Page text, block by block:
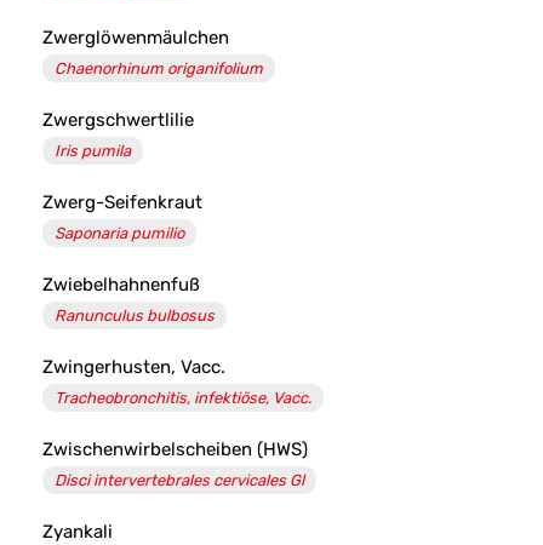
Zwerglöwenmäulchen
Chaenorhinum origanifolium
Zwergschwertlilie
Iris pumila
Zwerg-Seifenkraut
Saponaria pumilio
Zwiebelhahnenfuß
Ranunculus bulbosus
Zwingerhusten, Vacc.
Tracheobronchitis, infektiöse, Vacc.
Zwischenwirbelscheiben (HWS)
Disci intervertebrales cervicales Gl
Zyankali